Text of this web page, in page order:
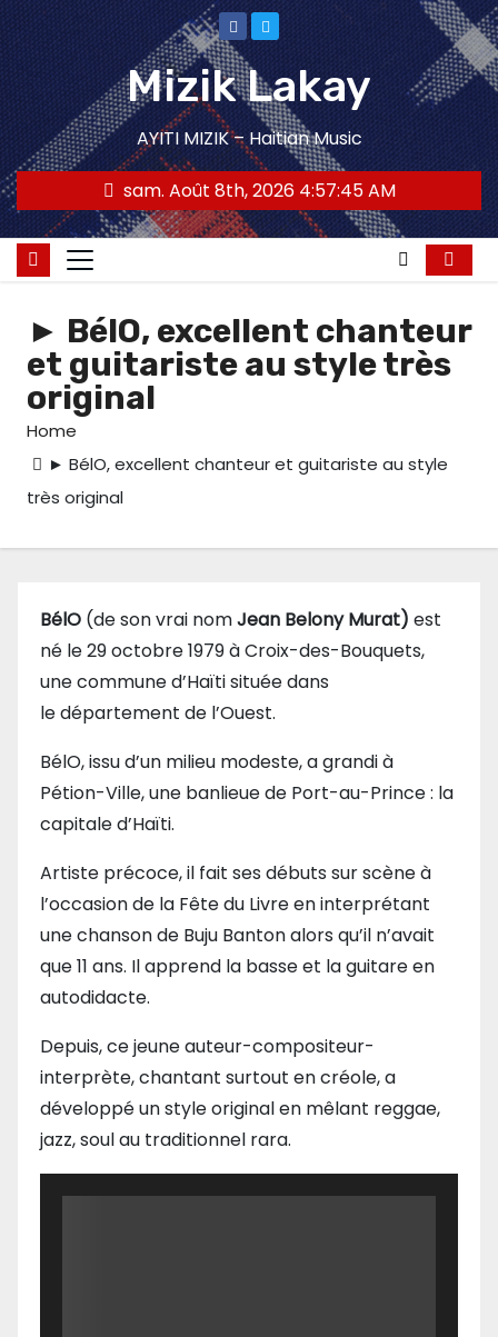
Skip
to
content
Mizik Lakay
AYITI MIZIK – Haitian Music
sam. Août 8th, 2026 4:57:46 AM
► BélO, excellent chanteur
et guitariste au style très
original
Home
► BélO, excellent chanteur et guitariste au style
très original
BélO (de son vrai nomJean Belony Murat) est
né le29 octobre 1979à Croix-des-Bouquets,
une commune d’Haïti située dans
le département de l’Ouest.
BélO, issu d’un milieu modeste, a grandi à
Pétion-Ville, une banlieue de Port-au-Prince : la
capitale d’Haïti.
Artiste précoce, il fait ses débuts sur scène à
l’occasion de la Fête du Livre en interprétant
une chanson de Buju Banton alors qu’il n’avait
que 11 ans. Il apprend la basse et la guitare en
autodidacte.
Depuis, ce jeune auteur-compositeur-
interprète, chantant surtout en créole, a
développé un style original en mêlant reggae,
jazz, soul au traditionnel rara.